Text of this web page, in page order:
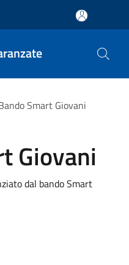
Smart Giovani
Giovani
dal bando Smart